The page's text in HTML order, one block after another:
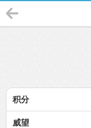
积分
威望